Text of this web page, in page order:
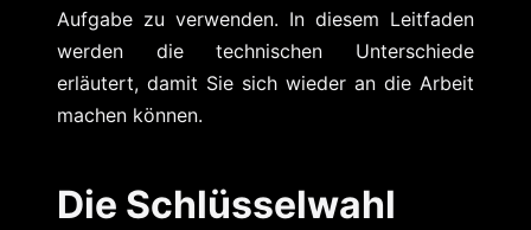
Aufgabe zu verwenden. In diesem Leitfaden
werden die technischen Unterschiede
erläutert, damit Sie sich wieder an die Arbeit
machen können.
Die Schlüsselwahl